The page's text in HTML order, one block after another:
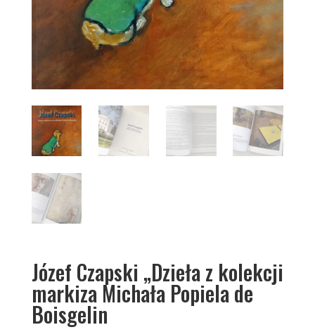
Józef Czapski „Dzieła z kolekcji
markiza Michała Popiela de
Boisgelin